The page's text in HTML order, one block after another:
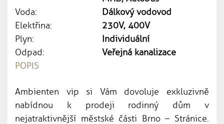
Voda:
Dálkový vodovod
Elektřina:
230V, 400V
Plyn:
Individuální
Odpad:
Veřejná kanalizace
POPIS
Ambienten vip si Vám dovoluje exkluzivně
nabídnou k prodeji rodinný dům v
nejatraktivnější městské části Brno – Stránice.